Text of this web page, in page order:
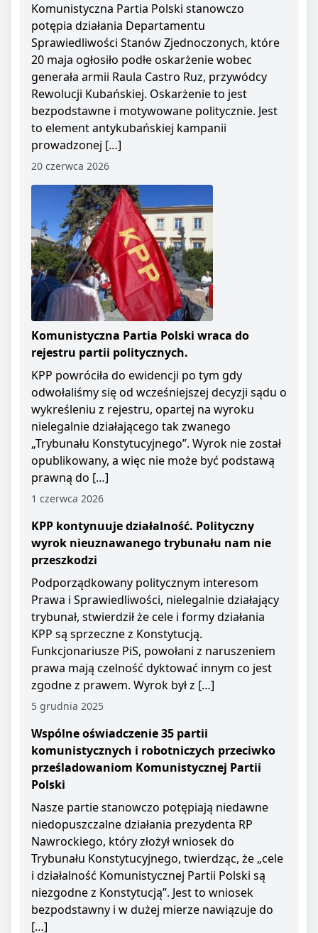
Komunistyczna Partia Polski stanowczo
potępia działania Departamentu
Sprawiedliwości Stanów Zjednoczonych, które
20 maja ogłosiło podłe oskarżenie wobec
generała armii Raula Castro Ruz, przywódcy
Rewolucji Kubańskiej. Oskarżenie to jest
bezpodstawne i motywowane politycznie. Jest
to element antykubańskiej kampanii
prowadzonej […]
20 czerwca 2026
Komunistyczna Partia Polski wraca do
rejestru partii politycznych.
KPP powróciła do ewidencji po tym gdy
odwołaliśmy się od wcześniejszej decyzji sądu o
wykreśleniu z rejestru, opartej na wyroku
nielegalnie działającego tak zwanego
„Trybunału Konstytucyjnego”. Wyrok nie został
opublikowany, a więc nie może być podstawą
prawną do […]
1 czerwca 2026
KPP kontynuuje działalność. Polityczny
wyrok nieuznawanego trybunału nam nie
przeszkodzi
Podporządkowany politycznym interesom
Prawa i Sprawiedliwości, nielegalnie działający
trybunał, stwierdził że cele i formy działania
KPP są sprzeczne z Konstytucją.
Funkcjonariusze PiS, powołani z naruszeniem
prawa mają czelność dyktować innym co jest
zgodne z prawem. Wyrok był z […]
5 grudnia 2025
Wspólne oświadczenie 35 partii
komunistycznych i robotniczych przeciwko
prześladowaniom Komunistycznej Partii
Polski
Nasze partie stanowczo potępiają niedawne
niedopuszczalne działania prezydenta RP
Nawrockiego, który złożył wniosek do
Trybunału Konstytucyjnego, twierdząc, że „cele
i działalność Komunistycznej Partii Polski są
niezgodne z Konstytucją”. Jest to wniosek
bezpodstawny i w dużej mierze nawiązuje do
[…]